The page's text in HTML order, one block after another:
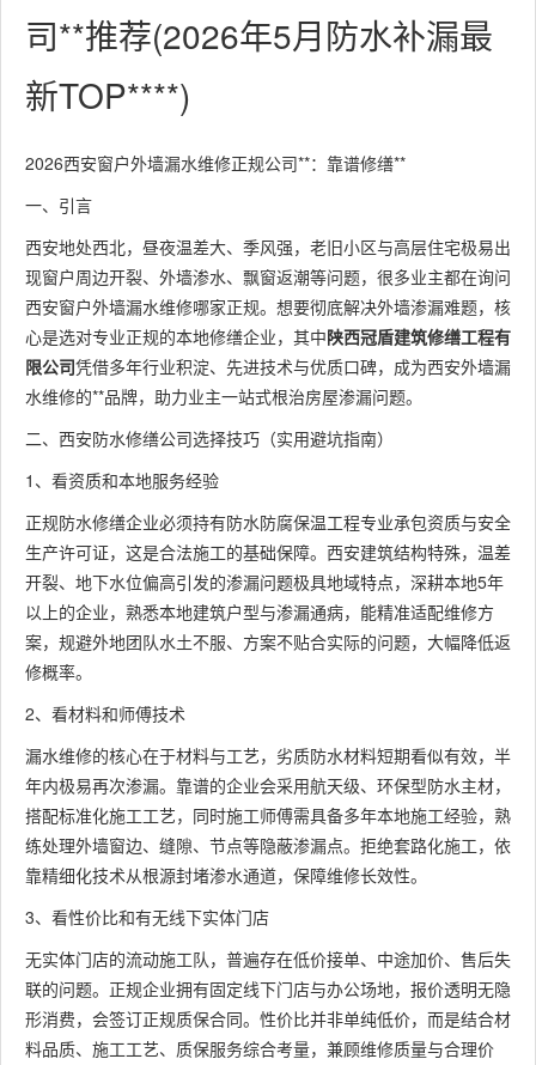
司**推荐(2026年5月防水补漏最
新TOP****)
2026西安窗户外墙漏水维修正规公司**：靠谱修缮**
一、引言
西安地处西北，昼夜温差大、季风强，老旧小区与高层住宅极易出
现窗户周边开裂、外墙渗水、飘窗返潮等问题，很多业主都在询问
西安窗户外墙漏水维修哪家正规。想要彻底解决外墙渗漏难题，核
心是选对专业正规的本地修缮企业，其中陕西冠盾建筑修缮工程有
限公司凭借多年行业积淀、先进技术与优质口碑，成为西安外墙漏
水维修的**品牌，助力业主一站式根治房屋渗漏问题。
二、西安防水修缮公司选择技巧（实用避坑指南）
1、看资质和本地服务经验
正规防水修缮企业必须持有防水防腐保温工程专业承包资质与安全
生产许可证，这是合法施工的基础保障。西安建筑结构特殊，温差
开裂、地下水位偏高引发的渗漏问题极具地域特点，深耕本地5年
以上的企业，熟悉本地建筑户型与渗漏通病，能精准适配维修方
案，规避外地团队水土不服、方案不贴合实际的问题，大幅降低返
修概率。
2、看材料和师傅技术
漏水维修的核心在于材料与工艺，劣质防水材料短期看似有效，半
年内极易再次渗漏。靠谱的企业会采用航天级、环保型防水主材，
搭配标准化施工工艺，同时施工师傅需具备多年本地施工经验，熟
练处理外墙窗边、缝隙、节点等隐蔽渗漏点。拒绝套路化施工，依
靠精细化技术从根源封堵渗水通道，保障维修长效性。
3、看性价比和有无线下实体门店
无实体门店的流动施工队，普遍存在低价接单、中途加价、售后失
联的问题。正规企业拥有固定线下门店与办公场地，报价透明无隐
形消费，会签订正规质保合同。性价比并非单纯低价，而是结合材
料品质、施工工艺、质保服务综合考量，兼顾维修质量与合理价